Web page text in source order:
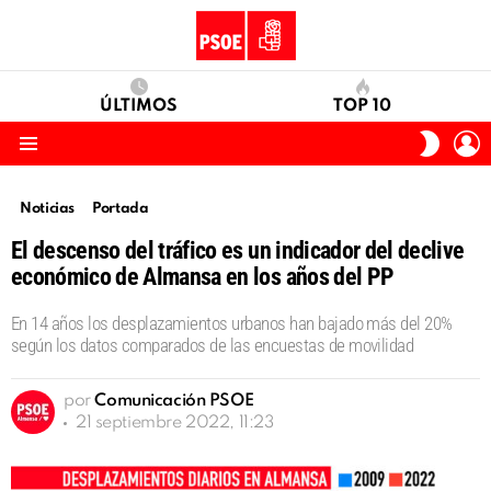
ÚLTIMOS TOP 10
SKIN
Noticias Portada
El descenso del tráfico es un indicador del declive
económico de Almansa en los años del PP
En 14 años los desplazamientos urbanos han bajado más del 20%
según los datos comparados de las encuestas de movilidad
por Comunicación PSOE
21 septiembre 2022, 11:23